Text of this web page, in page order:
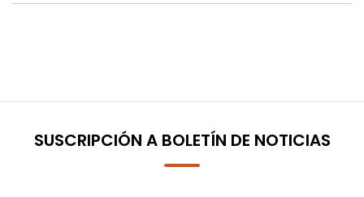
SUSCRIPCIÓN A BOLETÍN DE NOTICIAS